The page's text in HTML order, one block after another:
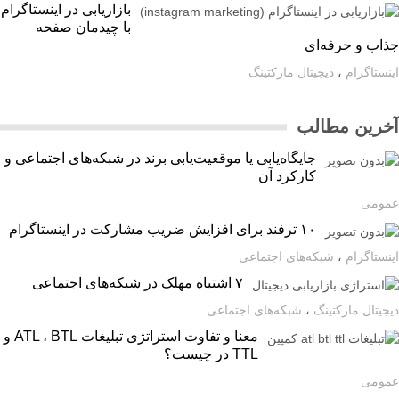
بازاریابی در اینستاگرام
با چیدمان صفحه
و حرفه‌ای
،دیجیتال مارکتینگ
مطالب
جایگاه‌یابی یا موقعیت‌یابی برند در شبکه‌های اجتماعی و
کارکرد آن
۱۰ ترفند برای افزایش ضریب مشارکت در اینستاگرام
،شبکه‌های اجتماعی
مارکتینگ،شبکه‌های اجتماعی
معنا و تفاوت استراتژی تبلیغات ATL ، BTL و
TTL در چیست؟